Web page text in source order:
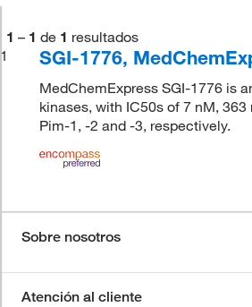
1 – 1 de 1 resultados
1
SGI-1776,
MedChemExpress SGI-1776 is
kinases, with IC50s of 7 nM,
Pim-1, -2 and -3, respectively.
Sobre nosotros
Atención al cliente